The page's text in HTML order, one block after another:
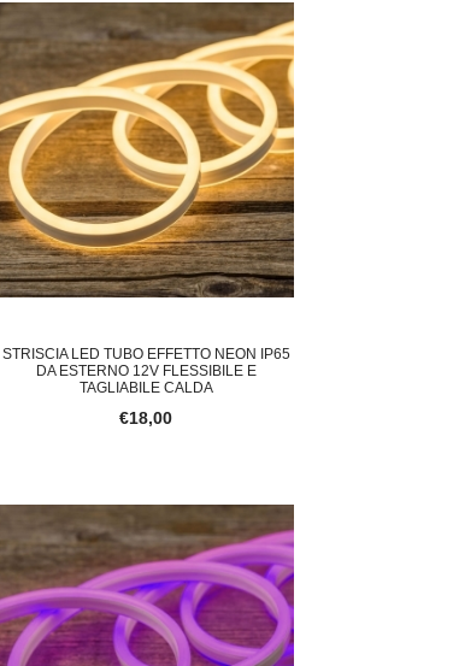
STRISCIA LED TUBO EFFETTO NEON IP65
DA ESTERNO 12V FLESSIBILE E
TAGLIABILE CALDA
€18,00